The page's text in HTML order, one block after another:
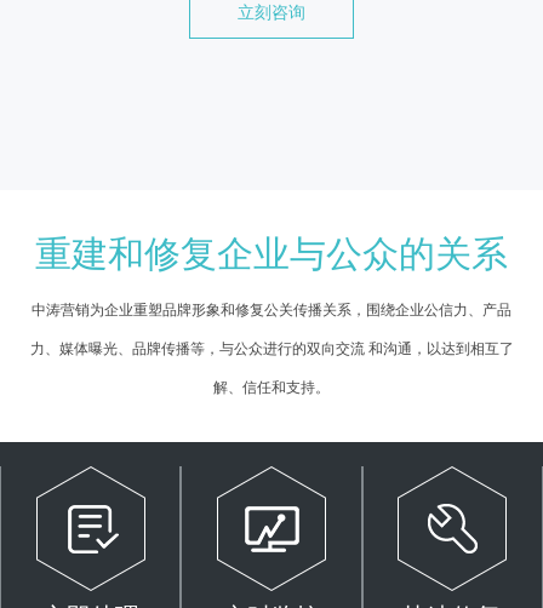
立刻咨询
重建和修复企业与公众的关系
中涛营销为企业重塑品牌形象和修复公关传播关系，围绕企业公信力、产品
力、媒体曝光、品牌传播等，与公众进行的双向交流 和沟通，以达到相互了
解、信任和支持。